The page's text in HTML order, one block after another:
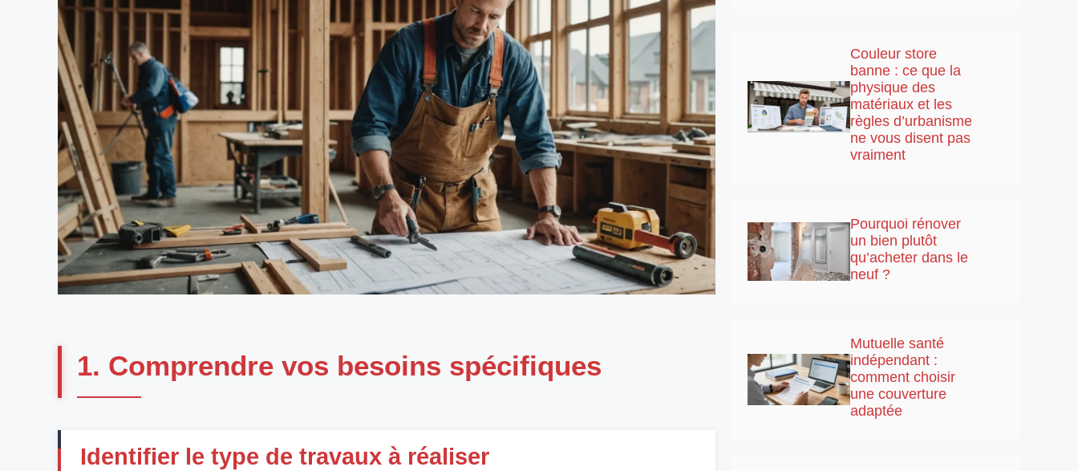
1. Comprendre vos besoins spécifiques
Identifier le type de travaux à réaliser
Couleur store
banne : ce que la
physique des
matériaux et les
règles d’urbanisme
ne vous disent pas
vraiment
Pourquoi rénover
un bien plutôt
qu’acheter dans le
neuf ?
Mutuelle santé
indépendant :
comment choisir
une couverture
adaptée